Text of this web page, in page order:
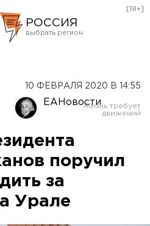
РОССИЯ
Оренбург
[18+]
10 ФЕВРАЛЯ 2020 В 14:55
ЕАНовости
поручил
за
Урале